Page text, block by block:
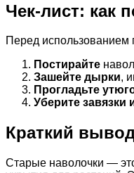
Чек-лист: как
Перед использованием
Постирайте
Зашейте дырки,
Прогладьте
Уберите завязки
Краткий
Старые наволочки —